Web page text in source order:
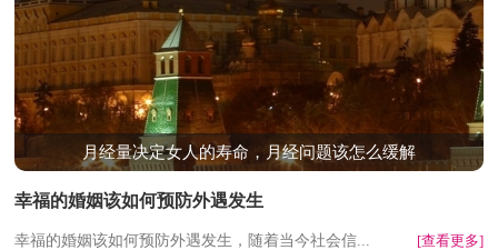
月经量决定女人的寿命，月经问题该怎么缓解
幸福的婚姻该如何预防外遇发生
幸福的婚姻该如何预防外遇发生，随着当今社会信... [查看更多]